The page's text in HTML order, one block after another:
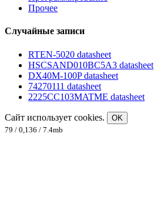
Прочее
Случайные записи
RTEN-5020 datasheet
HSCSAND010BC5A3 datasheet
DX40M-100P datasheet
74270111 datasheet
2225CC103MATME datasheet
Сайт использует cookies.
OK
79 / 0,136 / 7.4mb